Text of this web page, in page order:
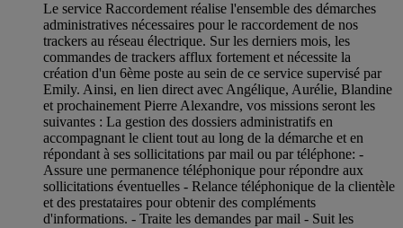
Le service Raccordement réalise l'ensemble des démarches
administratives nécessaires pour le raccordement de nos
trackers au réseau électrique. Sur les derniers mois, les
commandes de trackers afflux fortement et nécessite la
création d'un 6ème poste au sein de ce service supervisé par
Emily. Ainsi, en lien direct avec Angélique, Aurélie, Blandine
et prochainement Pierre Alexandre, vos missions seront les
suivantes : La gestion des dossiers administratifs en
accompagnant le client tout au long de la démarche et en
répondant à ses sollicitations par mail ou par téléphone: -
Assure une permanence téléphonique pour répondre aux
sollicitations éventuelles - Relance téléphonique de la clientèle
et des prestataires pour obtenir des compléments
d'informations. - Traite les demandes par mail - Suit les